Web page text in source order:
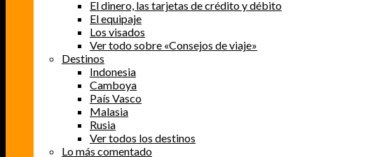
El dinero, las tarjetas de crédito y débito
El equipaje
Los visados
Ver todo sobre «Consejos de viaje»
Destinos
Indonesia
Camboya
País Vasco
Malasia
Rusia
Ver todos los destinos
Lo más comentado